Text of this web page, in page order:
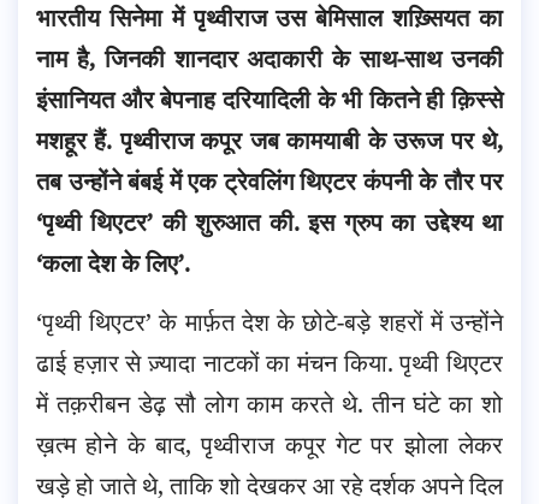
भारतीय सिनेमा में पृथ्वीराज उस बेमिसाल शख़्सियत का
नाम है, जिनकी शानदार अदाकारी के साथ-साथ उनकी
इंसानियत और बेपनाह दरियादिली के भी कितने ही क़िस्से
मशहूर हैं. पृथ्वीराज कपूर जब कामयाबी के उरूज पर थे,
तब उन्होंने बंबई में एक ट्रेवलिंग थिएटर कंपनी के तौर पर
‘पृथ्वी थिएटर’ की शुरुआत की. इस ग्रुप का उद्देश्य था
‘कला देश के लिए’.
‘पृथ्वी थिएटर’ के मार्फ़त देश के छोटे-बड़े शहरों में उन्होंने
ढाई हज़ार से ज़्यादा नाटकों का मंचन किया. पृथ्वी थिएटर
में तक़रीबन डेढ़ सौ लोग काम करते थे. तीन घंटे का शो
ख़त्म होने के बाद, पृथ्वीराज कपूर गेट पर झोला लेकर
खड़े हो जाते थे, ताकि शो देखकर आ रहे दर्शक अपने दिल